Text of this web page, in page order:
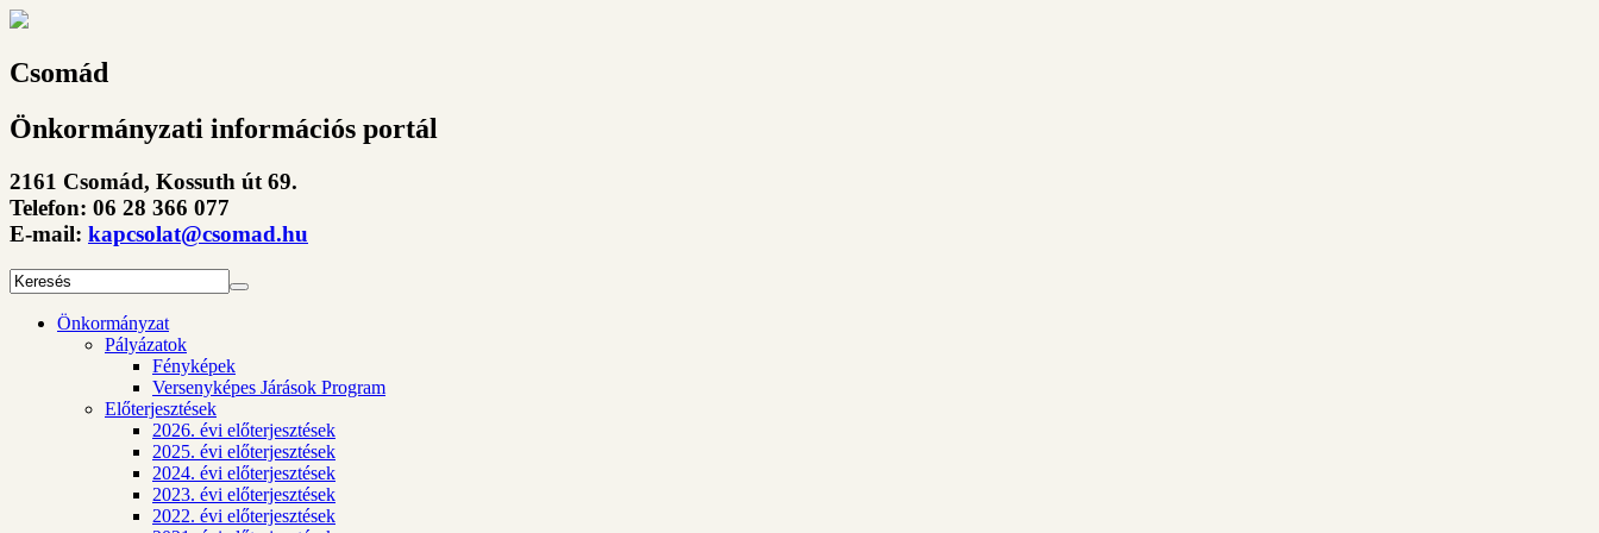
Csomád
Önkormányzati információs portál
2161 Csomád, Kossuth út 69.
Telefon: 06 28 366 077
E-mail: kapcsolat@csomad.hu
Önkormányzat
Pályázatok
Fényképek
Versenyképes Járások Program
Előterjesztések
2026. évi előterjesztések
2025. évi előterjesztések
2024. évi előterjesztések
2023. évi előterjesztések
2022. évi előterjesztések